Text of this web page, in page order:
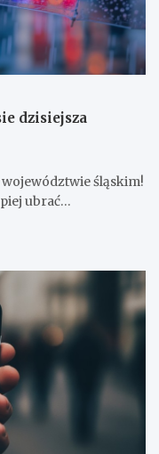
dzisiejsza
śląskim!
ubrać…